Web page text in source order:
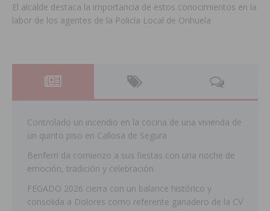
El alcalde destaca la importancia de estos conocimientos en la
labor de los agentes de la Policía Local de Orihuela
Controlado un incendio en la cocina de una vivienda de
un quinto piso en Callosa de Segura
Benferri da comienzo a sus fiestas con una noche de
emoción, tradición y celebración
FEGADO 2026 cierra con un balance histórico y
consolida a Dolores como referente ganadero de la CV